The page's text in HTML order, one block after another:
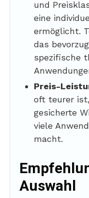
und
eine
ermöglicht.
das
spezifische
Preis-
oft teurer
gesicherte
viele
macht.
Auswahl